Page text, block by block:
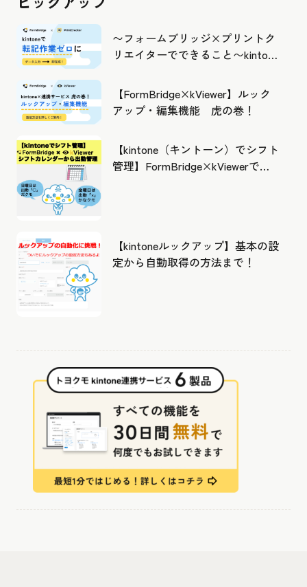
〜フォームブリッジ×プリントク
リエイターでできること〜kintone
【FormBridge×kViewer】ルック
アップ・編集機能 虎の巻！
【kintone（キントーン）でシフト
管理】FormBridge×kViewerで作
【kintoneルックアップ】基本の設
定から自動取得の方法まで！